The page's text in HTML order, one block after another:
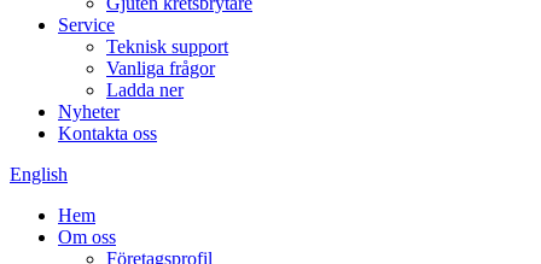
Service
Teknisk support
Vanliga frågor
Ladda ner
Nyheter
Kontakta oss
English
Hem
Om oss
Företagsprofil